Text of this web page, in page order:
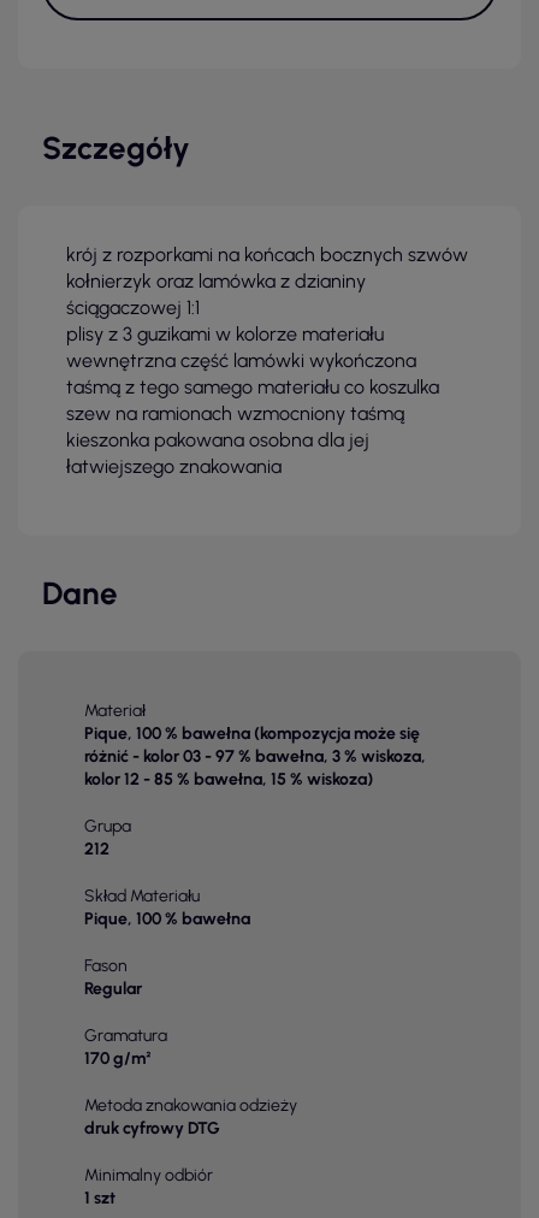
Szczegóły
krój z rozporkami na końcach bocznych szwów
kołnierzyk oraz lamówka z dzianiny
ściągaczowej 1:1
plisy z 3 guzikami w kolorze materiału
wewnętrzna część lamówki wykończona
taśmą z tego samego materiału co koszulka
szew na ramionach wzmocniony taśmą
kieszonka pakowana osobna dla jej
łatwiejszego znakowania
Dane
Materiał
Pique, 100 % bawełna (kompozycja może się
różnić - kolor 03 - 97 % bawełna, 3 % wiskoza,
kolor 12 - 85 % bawełna, 15 % wiskoza)
Grupa
212
Skład Materiału
Pique, 100 % bawełna
Fason
Regular
Gramatura
170 g/m²
Metoda znakowania odzieży
druk cyfrowy DTG
Minimalny odbiór
1 szt